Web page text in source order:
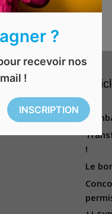
!
Le
?
recevoir nos
!